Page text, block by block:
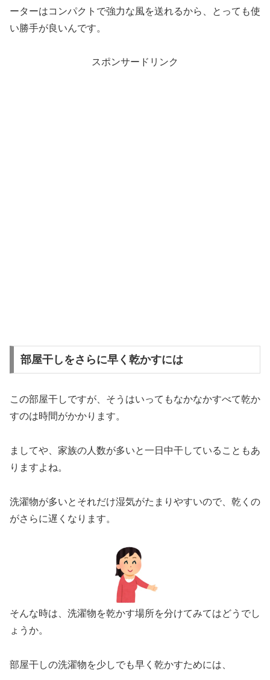
ーターはコンパクトで強力な風を送れるから、とっても使
い勝手が良いんです。
スポンサードリンク
部屋干しをさらに早く乾かすには
この部屋干しですが、そうはいってもなかなかすべて乾か
すのは時間がかかります。
ましてや、家族の人数が多いと一日中干していることもあ
りますよね。
洗濯物が多いとそれだけ湿気がたまりやすいので、乾くの
がさらに遅くなります。
そんな時は、洗濯物を乾かす場所を分けてみてはどうでし
ょうか。
部屋干しの洗濯物を少しでも早く乾かすためには、